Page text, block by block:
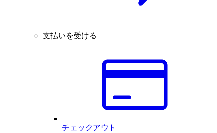
支払いを受ける
チェックアウト